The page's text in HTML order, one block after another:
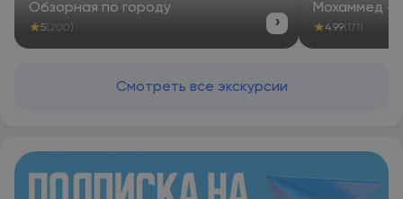
Обзорная по городу
★5 (200) ›
Мохаммед —
★4.99 (171)
Смотреть все экскурсии